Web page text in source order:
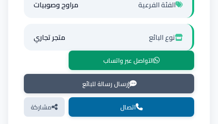
الفئة الفرعية مراوح وصوبيات
نوع البائع متجر تجاري
التواصل عبر واتساب
إرسال رسالة للبائع
اتصال
مشاركة